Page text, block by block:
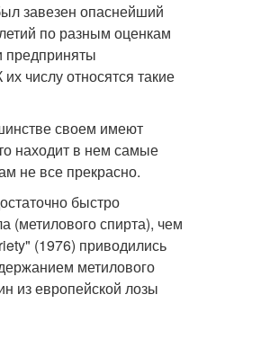
завезен опаснейший
по разным оценкам
предприняты
числу относятся такие
своем имеют
находит в нем самые
не все прекрасно.
быстро
(метилового спирта), чем
(1976) приводились
метилового
из европейской лозы